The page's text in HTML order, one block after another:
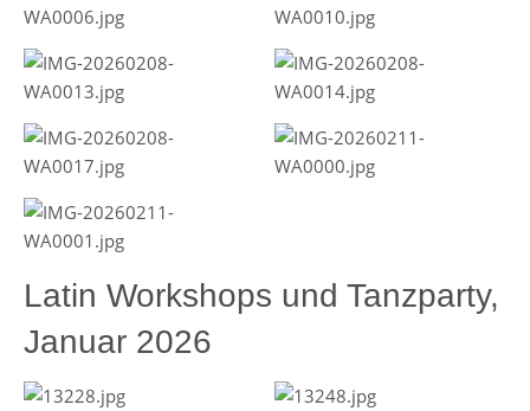
Latin Workshops und Tanzparty,
Januar 2026